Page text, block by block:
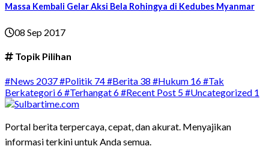
Massa Kembali Gelar Aksi Bela Rohingya di Kedubes Myanmar
08 Sep 2017
Topik Pilihan
#News 2037#Politik 74#Berita 38 #Hukum 16#Tak
Berkategori6#Terhangat6#Recent Post 5#Uncategorized 1
Portal berita terpercaya, cepat, dan akurat. Menyajikan
informasi terkini untuk Anda semua.